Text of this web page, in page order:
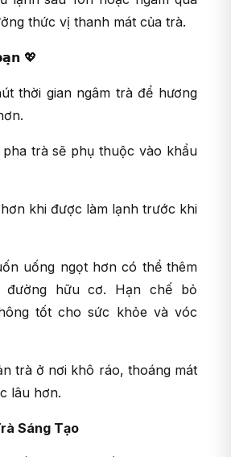
thức vị thanh mát của trà.
💖
thời gian ngâm trà để hương
trà sẽ phụ thuộc vào khẩu
khi được làm lạnh trước khi
uống ngọt hơn có thể thêm
đường hữu cơ. Hạn chế bỏ
tốt cho sức khỏe và vóc
trà ở nơi khô ráo, thoáng mát
lâu hơn.
Sáng Tạo